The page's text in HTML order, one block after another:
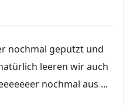
nochmal geputzt und
leeren wir auch
nochmal aus ...